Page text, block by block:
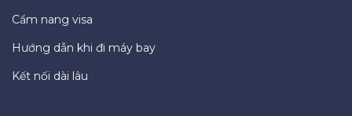
Cẩm nang visa
Hướng dẫn khi đi máy bay
Kết nối dài lâu